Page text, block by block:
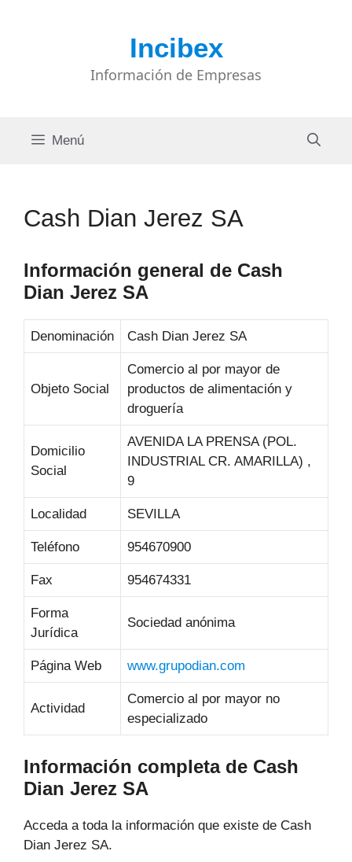
Incibex
Información de Empresas
Menú
Cash Dian Jerez SA
Información general de Cash
Dian Jerez SA
Denominación Cash Dian Jerez SA
Objeto Social
Comercio al por mayor de
productos de alimentación y
droguería
Domicilio
Social
AVENIDA LA PRENSA (POL.
INDUSTRIAL CR. AMARILLA) ,
9
Localidad SEVILLA
Teléfono 954670900
Fax 954674331
Forma
Jurídica
Sociedad anónima
Página Web www.grupodian.com
Actividad
Comercio al por mayor no
especializado
Información completa de Cash
Dian Jerez SA
Acceda a toda la información que existe de Cash
Dian Jerez SA.